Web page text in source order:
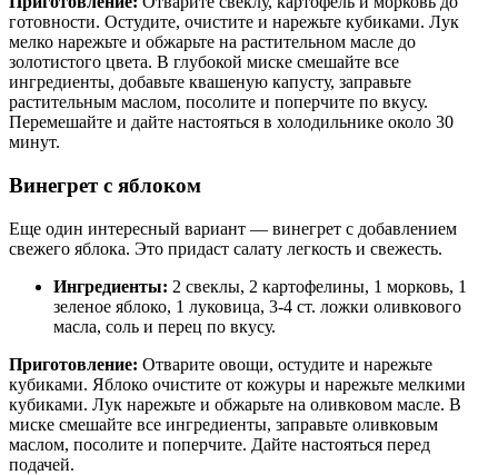
готовности. Остудите, очистите и нарежьте кубиками. Лук
мелко нарежьте и обжарьте на растительном масле до
золотистого цвета. В глубокой миске смешайте все
ингредиенты, добавьте квашеную капусту, заправьте
растительным маслом, посолите и поперчите по вкусу.
Перемешайте и дайте настояться в холодильнике около 30
минут.
Винегрет с яблоком
Еще один интересный вариант — винегрет с добавлением
свежего яблока. Это придаст салату легкость и свежесть.
Ингредиенты: 2 свеклы, 2 картофелины, 1 морковь, 1
зеленое яблоко, 1 луковица, 3-4 ст. ложки оливкового
масла, соль и перец по вкусу.
Приготовление: Отварите овощи, остудите и нарежьте
кубиками. Яблоко очистите от кожуры и нарежьте мелкими
кубиками. Лук нарежьте и обжарьте на оливковом масле. В
миске смешайте все ингредиенты, заправьте оливковым
маслом, посолите и поперчите. Дайте настояться перед
подачей.